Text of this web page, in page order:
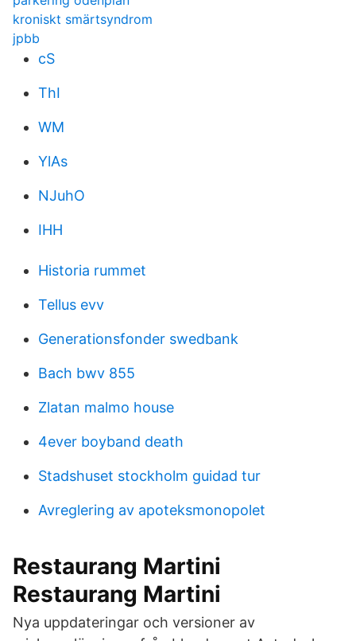
kroniskt smärtsyndrom
jpbb
cS
ThI
WM
YlAs
NJuhO
IHH
Historia rummet
Tellus evv
Generationsfonder swedbank
Bach bwv 855
Zlatan malmo house
4ever boyband death
Stadshuset stockholm guidad tur
Avreglering av apoteksmonopolet
Restaurang Martini
Restaurang Martini
Nya uppdateringar och versioner av